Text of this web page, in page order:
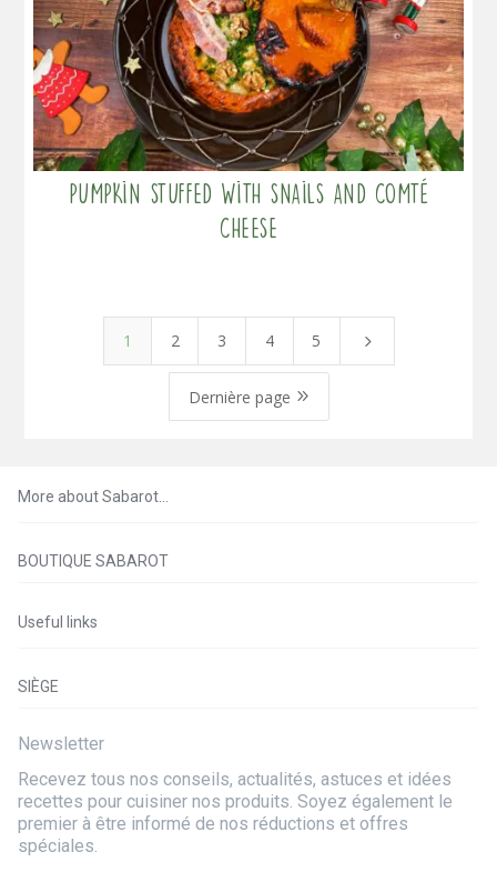
Pumpkin stuffed with snails and comté
cheese
1 2 3 4 5 5
Dernière page 9
More about Sabarot…
BOUTIQUE SABAROT
Useful links
SIÈGE
Newsletter
Recevez tous nos conseils, actualités, astuces et idées
recettes pour cuisiner nos produits. Soyez également le
premier à être informé de nos réductions et offres
spéciales.